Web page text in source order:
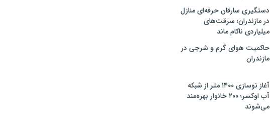
دستگیری سارقان حرفه‌ای منازل
در مازندران؛ سرقت‌های
میلیاردی ناکام ماند
حاکمیت هوای گرم و شرجی در
مازندران
آغاز نوسازی ۱۴۰۰ متر از شبکه
آب اوکسر؛ ۲۰۰ خانوار بهره‌مند
می‌شوند